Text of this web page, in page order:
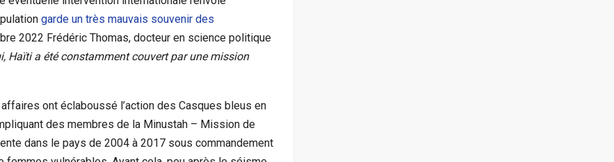
garde un très mauvais souvenir des
2022 Frédéric Thomas, docteur en science politique
Haïti a été constamment couvert par une mission
ont éclaboussé l’action des Casques bleus en
des membres de la Minustah – Mission de
dans le pays de 2004 à 2017 sous commandement